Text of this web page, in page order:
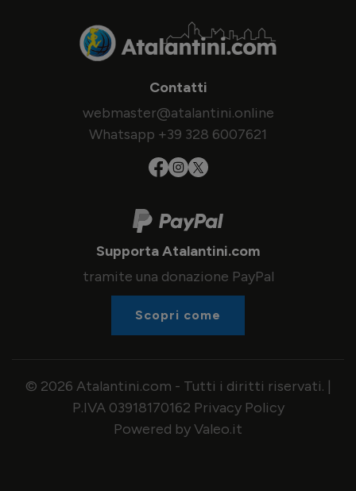
Contatti
webmaster@atalantini.online
Whatsapp +39 328 6007621
Supporta Atalantini.com
tramite una donazione PayPal
Scopri come
© 2026 Atalantini.com - Tutti i diritti riservati. |
P.IVA 03918170162 Privacy Policy
Powered by Valeo.it